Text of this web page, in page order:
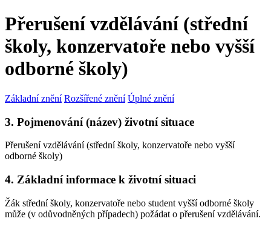
Přerušení vzdělávání (střední
školy, konzervatoře nebo vyšší
odborné školy)
Základní znění Rozšířené znění Úplné znění
3. Pojmenování (název) životní situace
Přerušení vzdělávání (střední školy, konzervatoře nebo vyšší
odborné školy)
4. Základní informace k životní situaci
Žák střední školy, konzervatoře nebo student vyšší odborné školy
může (v odůvodněných případech) požádat o přerušení vzdělávání.